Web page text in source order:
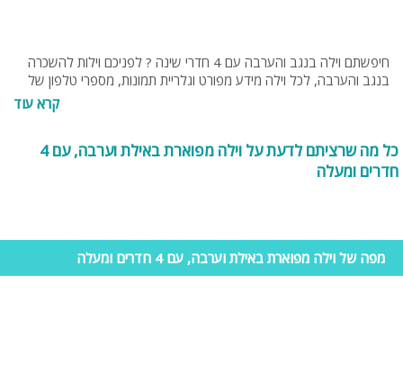
חיפשתם וילה בנגב והערבה עם 4 חדרי שינה ? לפניכם וילות להשכרה
בנגב והערבה, לכל וילה מידע מפורט וגלריית תמונות, מספרי טלפון של
בעל הווילה, כך שהעסקה ללא תיווך. הווילות נבדקות אישית ע"י נציג
האתר, לא הסתדרתם? תוכלו להיעזר בצוות האתר לייעוץ והכוונה בחינם:
קרא עוד
כל מה שרציתם לדעת על וילה מפוארת באילת וערבה, עם 4
חדרים ומעלה
מפה של וילה מפוארת באילת וערבה, עם 4 חדרים ומעלה